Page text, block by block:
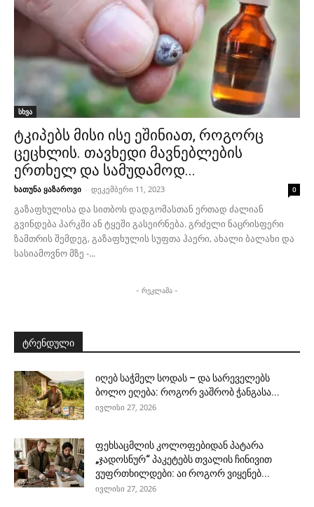
სხვა
ტკიპებს მისი ისე ეშინიათ, როგორც
ცეცხლის. თავხედი მავნებლების
ერთხელ და სამუდამოდ...
ხათუნა ყაზაროვი - დეკემბერი 11, 2023 0
გაზაფხულისა და სითბოს დადგომასთან ერთად ძალიან
გვინდება პარკში ან ტყეში გასეირნება. გრძელი ნაცრისფერი
ზამთრის შემდეგ, გაზაფხულის სუფთა ჰაერი, ახალი ბალახი და
სასიამოვნო მზე -...
- რეკლამა -
ტრენდული
იღებ საჭმელ სოდას – და სარეველებს
ბოლო ეღება: როგორ ვაშრობ ჭანგასა...
ივლისი 27, 2026
ფეხსაცმლის კოლოფებიდან პატარა
„ჯადოსნურ“ პაკეტებს თვალის ჩინივით
ვუფრთხილდები: აი როგორ ვიყენებ...
ივლისი 27, 2026